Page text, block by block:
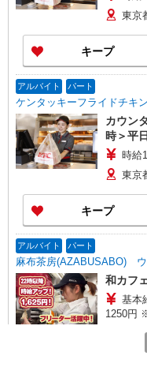
東京
キープ
アルバイト パート
ケンタッキーフライドチキ
カウン
時＞平
時給
東京
キープ
アルバイト パート
麻布茶房(AZABUSABO)
和カフ
基本
麻
4-10-18